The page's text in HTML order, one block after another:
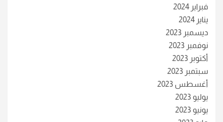
فبراير 2024
يناير 2024
ديسمبر 2023
نوفمبر 2023
أكتوبر 2023
سبتمبر 2023
أغسطس 2023
يوليو 2023
يونيو 2023